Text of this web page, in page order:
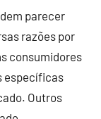
parecer
razões por
consumidores
específicas
Outros